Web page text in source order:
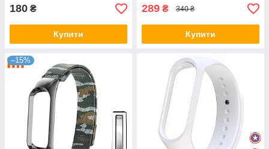
180 ₴
Купити
289 ₴ 340 ₴
Купити
–15%